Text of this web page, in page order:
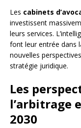
Les cabinets
investissent
leurs services.
font leur entrée dans
nouvelles
stratégie juridique.
Les
l’arbitrage
2030